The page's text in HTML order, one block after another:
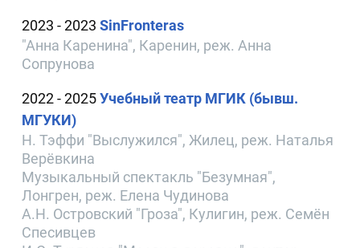
2023 - 2023SinFronteras
"Анна Каренина", Каренин, реж. Анна
Сопрунова
2022 - 2025Учебный театр МГИК (бывш.
МГУКИ)
Н. Тэффи "Выслужился", Жилец, реж. Наталья
Верёвкина
Музыкальный спектакль "Безумная",
Лонгрен, реж. Елена Чудинова
А.Н. Островский "Гроза", Кулигин, реж. Семён
Спесивцев